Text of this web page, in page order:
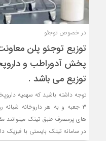
در خصوص توجئو
توزیع توجئو پلن
پخش آدوراطب و
توزیع می باشد .
توجه داشته باشید که سهمیه
های پرمصرف طبق تیتک میتوانند
در سامانه تیتک بایستی با فیزیک